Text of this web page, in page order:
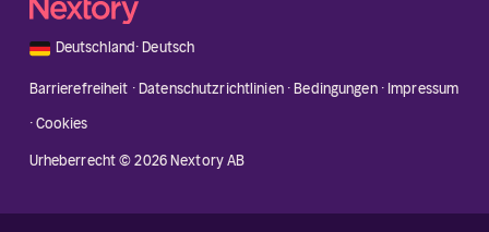
🇩🇪 Deutschland·Deutsch
Barrierefreiheit ·Datenschutzrichtlinien·Bedingungen· Impressum
·Cookies
Urheberrecht © 2026 Nextory AB